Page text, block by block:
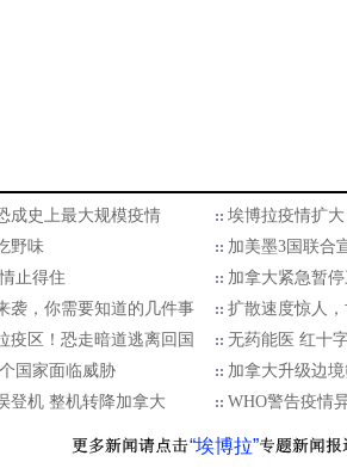
成史上最大规模疫情
埃博拉疫情扩大
野味
加美墨3国联合
止得住
加拿大紧急暂
袭，你需要知道的几件事
扩散速度惊人
疫区！恐走暗道逃离回国
无药能医 红十
国家面临威胁
加拿大升级边
登机 整机转降加拿大
WHO警告疫情
“埃博拉”